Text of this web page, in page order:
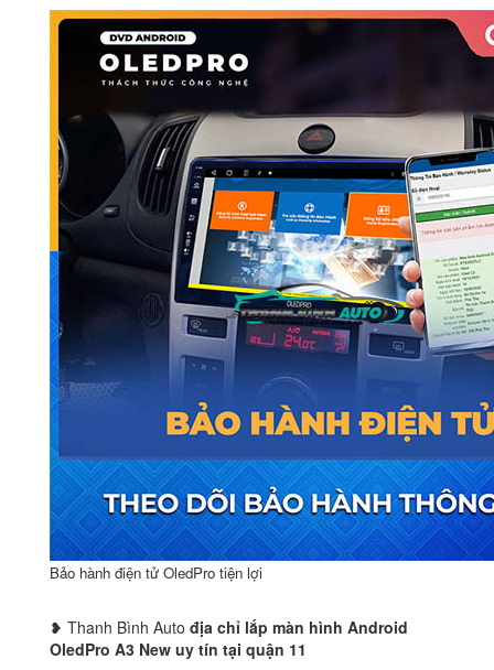
Bảo hành điện tử OledPro tiện lợi
❥ Thanh Bình Auto địa chỉ lắp màn hình Android
OledPro A3 New uy tín tại quận 11